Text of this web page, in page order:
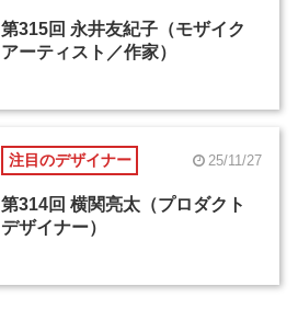
第315回 永井友紀子（モザイク
アーティスト／作家）
注目のデザイナー 25/11/27
第314回 横関亮太（プロダクト
デザイナー）